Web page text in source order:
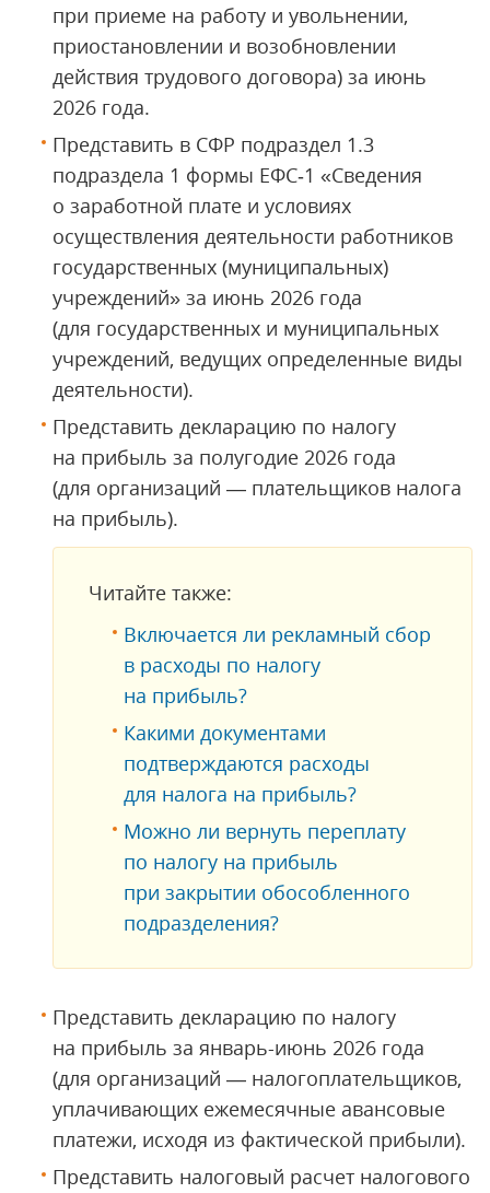
при приеме на работу и увольнении,
приостановлении и возобновлении
действия трудового договора) за июнь
2026 года.
Представить в СФР подраздел 1.3
подраздела 1 формы ЕФС‑1 «Сведения
о заработной плате и условиях
осуществления деятельности работников
государственных (муниципальных)
учреждений» за июнь 2026 года
(для государственных и муниципальных
учреждений, ведущих определенные виды
деятельности).
Представить декларацию по налогу
на прибыль за полугодие 2026 года
(для организаций — плательщиков налога
на прибыль).
Читайте также:
Включается ли рекламный сбор
в расходы по налогу
на прибыль?
Какими документами
подтверждаются расходы
для налога на прибыль?
Можно ли вернуть переплату
по налогу на прибыль
при закрытии обособленного
подразделения?
Представить декларацию по налогу
на прибыль за январь-июнь 2026 года
(для организаций — налогоплательщиков,
уплачивающих ежемесячные авансовые
платежи, исходя из фактической прибыли).
Представить налоговый расчет налогового